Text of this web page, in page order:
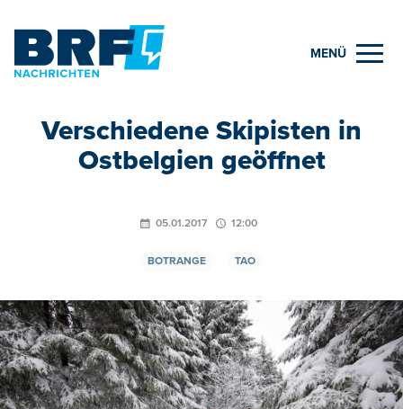
MENÜ
Verschiedene Skipisten in
Ostbelgien geöffnet
05.01.2017 12:00
BOTRANGE TAO